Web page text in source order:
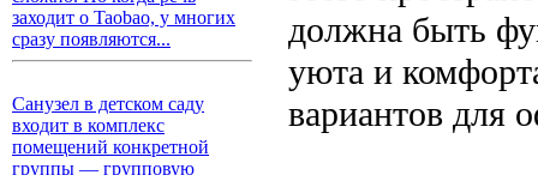
заходит о Taobao, у многих
сразу появляются...
Санузел в детском саду
входит в комплекс
помещений конкретной
группы — групповую
должна быть
уюта и
вариантов для